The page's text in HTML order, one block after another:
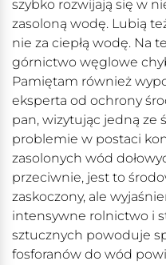
szybko rozwijają się w
zasoloną wodę. Lubią
nie za ciepłą wodę. Na
górnictwo węglowe
Pamiętam również
eksperta od ochrony
pan, wizytując jedną ze
problemie w postaci
zasolonych wód
przeciwnie, jest to
zaskoczony, ale
intensywne rolnictwo i
sztucznych powoduje
fosforanów do wód